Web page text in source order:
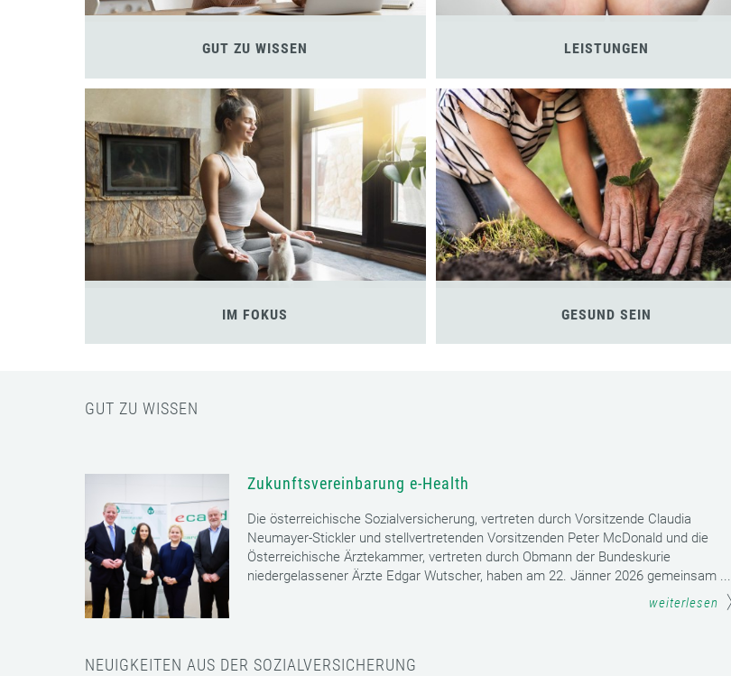
GUT ZU WISSEN LEISTUNGEN
IM FOKUS GESUND SEIN
GUT ZU WISSEN
Zukunftsvereinbarung e-Health
Die österreichische Sozialversicherung, vertreten durch Vorsitzende Claudia
Neumayer-Stickler und stellvertretenden Vorsitzenden Peter McDonald und die
Österreichische Ärztekammer, vertreten durch Obmann der Bundeskurie
niedergelassener Ärzte Edgar Wutscher, haben am 22. Jänner 2026 gemeinsam ...
weiterlesen
NEUIGKEITEN AUS DER SOZIALVERSICHERUNG